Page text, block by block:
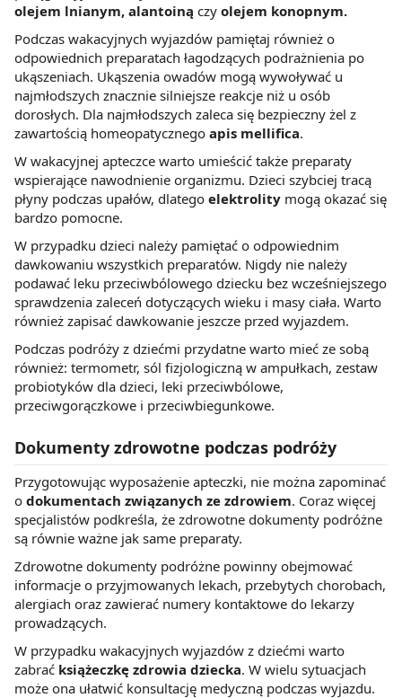
olejem lnianym, alantoiną czy olejem konopnym.
Podczas wakacyjnych wyjazdów pamiętaj również o
odpowiednich preparatach łagodzących podrażnienia po
ukąszeniach. Ukąszenia owadów mogą wywoływać u
najmłodszych znacznie silniejsze reakcje niż u osób
dorosłych. Dla najmłodszych zaleca się bezpieczny żel z
zawartością homeopatycznego apis mellifica.
W wakacyjnej apteczce warto umieścić także preparaty
wspierające nawodnienie organizmu. Dzieci szybciej tracą
płyny podczas upałów, dlatego elektrolity mogą okazać się
bardzo pomocne.
W przypadku dzieci należy pamiętać o odpowiednim
dawkowaniu wszystkich preparatów. Nigdy nie należy
podawać leku przeciwbólowego dziecku bez wcześniejszego
sprawdzenia zaleceń dotyczących wieku i masy ciała. Warto
również zapisać dawkowanie jeszcze przed wyjazdem.
Podczas podróży z dziećmi przydatne warto mieć ze sobą
również: termometr, sól fizjologiczną w ampułkach, zestaw
probiotyków dla dzieci, leki przeciwbólowe,
przeciwgorączkowe i przeciwbiegunkowe.
Dokumenty zdrowotne podczas podróży
Przygotowując wyposażenie apteczki, nie można zapominać
o dokumentach związanych ze zdrowiem. Coraz więcej
specjalistów podkreśla, że zdrowotne dokumenty podróżne
są równie ważne jak same preparaty.
Zdrowotne dokumenty podróżne powinny obejmować
informacje o przyjmowanych lekach, przebytych chorobach,
alergiach oraz zawierać numery kontaktowe do lekarzy
prowadzących.
W przypadku wakacyjnych wyjazdów z dziećmi warto
zabrać książeczkę zdrowia dziecka. W wielu sytuacjach
może ona ułatwić konsultację medyczną podczas wyjazdu.